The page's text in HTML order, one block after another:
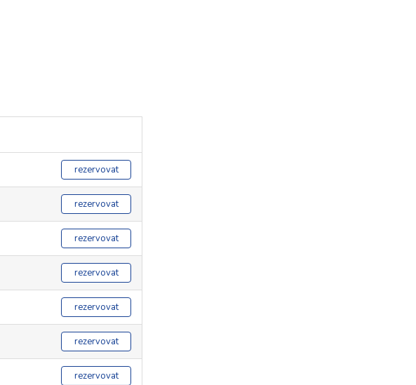
rezervovat
rezervovat
rezervovat
rezervovat
rezervovat
rezervovat
rezervovat